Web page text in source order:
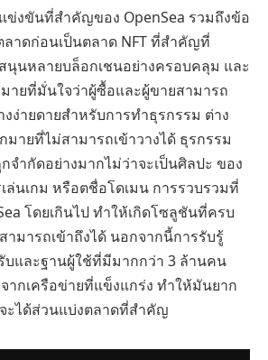
ข่งขันที่สำคัญของ OpenSea รวมถึงข้อ
ลาดก่อนเป็นตลาด NFT ที่สำคัญที่
นุนหลายบล็อกเชนอย่างครอบคลุม และ
ายที่มั่นใจว่าผู้ซื้อและผู้ขายสามารถ
ง่ายดายสำหรับการทำธุรกรรม ต่าง
ายที่ไม่สามารถเข้าวางได้ ธุรกรรม
จำกัดอย่างมากไม่ว่าจะเป็นศิลปะ ของ
ล่นเกม หรือตชื่อโดเมน การรวบรวมที่
โดยเกินไป ทำให้เกิดโซลูชันที่ครบ
มารถเข้าถึงได้ นอกจากนี้การรับรู้
และฐานผู้ใช้ที่มีมากกว่า 3 ล้านคน
ากเครือข่ายที่แข็งแกร่ง ทำให้มันยาก
ะได้ส่วนแบ่งตลาดที่สำคัญ